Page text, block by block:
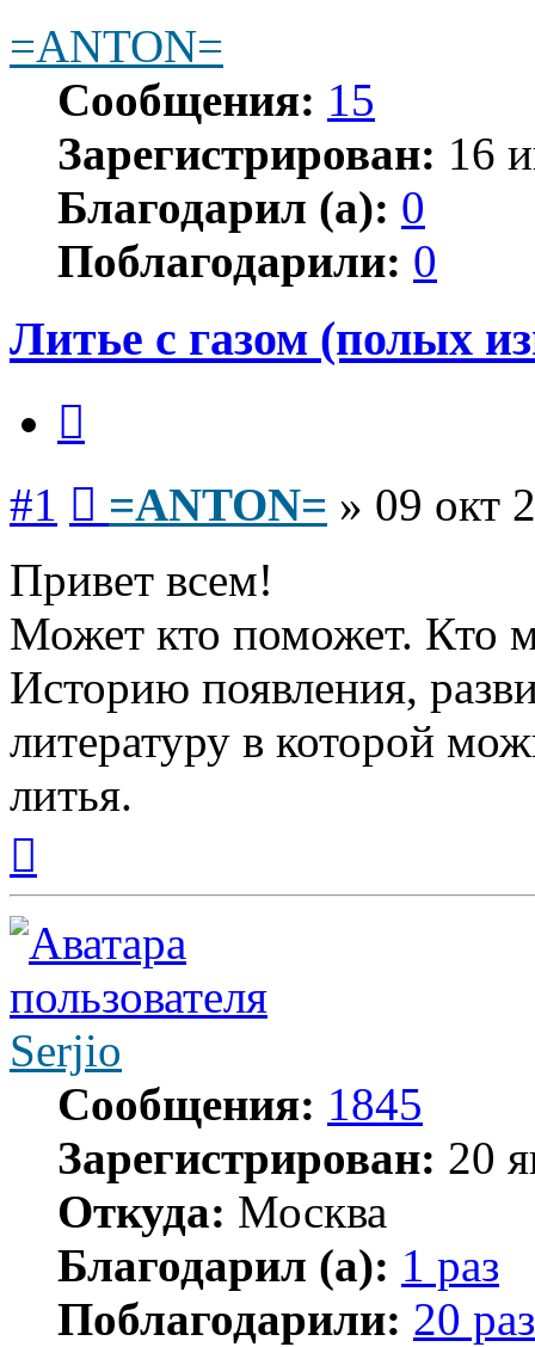
=ANTON=
Сообщения: 15
Зарегистрирован: 16
Благодарил (а): 0
Поблагодарили: 0
Литье с газом (полых
#1 =ANTON= » 09 окт
Привет всем!
Может кто поможет. Кто
Историю появления,
литературу в которой
литья.
началу
Serjio
Сообщения: 1845
Зарегистрирован: 20
Откуда: Москва
Благодарил (а): 1 раз
Поблагодарили: 20 раз